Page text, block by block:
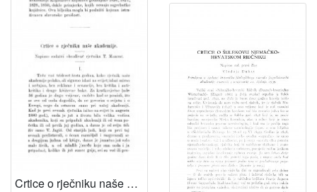
Crtice o rječniku naše akademije / T. Maretić